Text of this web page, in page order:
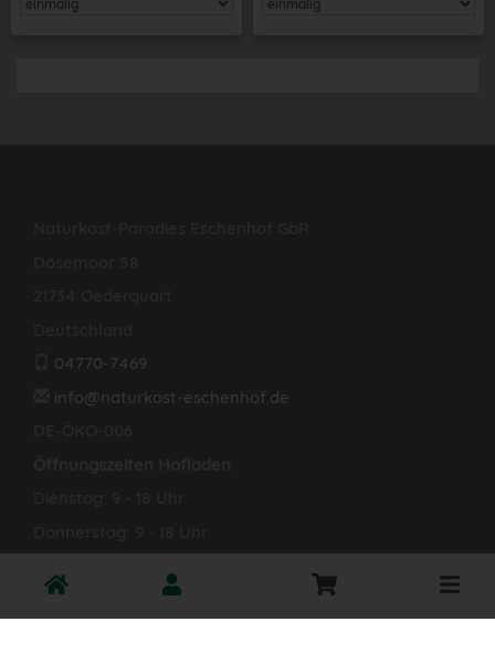
04770-7469
info@naturkost-eschenhof.de
*Alle Preise in Euro (€) inkl. gesetzlicher Mehrwertsteuer,
zuzüglich Versandkosten, Pfand und optionaler
Toggle
cart